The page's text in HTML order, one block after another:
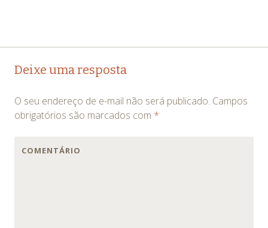
Navegação
posts
Deixe uma resposta
O seu endereço de e-mail não será publicado. Campos
obrigatórios são marcados com *
COMENTÁRIO